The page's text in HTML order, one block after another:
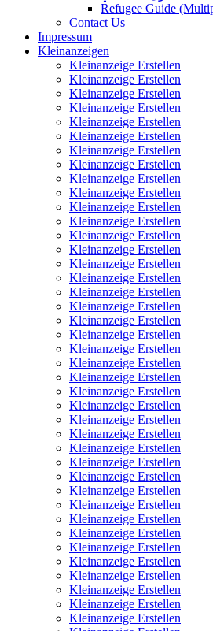
Refugee Guide
Contact Us
Impressum
Kleinanzeigen
Kleinanzeige Erstellen
Kleinanzeige Erstellen
Kleinanzeige Erstellen
Kleinanzeige Erstellen
Kleinanzeige Erstellen
Kleinanzeige Erstellen
Kleinanzeige Erstellen
Kleinanzeige Erstellen
Kleinanzeige Erstellen
Kleinanzeige Erstellen
Kleinanzeige Erstellen
Kleinanzeige Erstellen
Kleinanzeige Erstellen
Kleinanzeige Erstellen
Kleinanzeige Erstellen
Kleinanzeige Erstellen
Kleinanzeige Erstellen
Kleinanzeige Erstellen
Kleinanzeige Erstellen
Kleinanzeige Erstellen
Kleinanzeige Erstellen
Kleinanzeige Erstellen
Kleinanzeige Erstellen
Kleinanzeige Erstellen
Kleinanzeige Erstellen
Kleinanzeige Erstellen
Kleinanzeige Erstellen
Kleinanzeige Erstellen
Kleinanzeige Erstellen
Kleinanzeige Erstellen
Kleinanzeige Erstellen
Kleinanzeige Erstellen
Kleinanzeige Erstellen
Kleinanzeige Erstellen
Kleinanzeige Erstellen
Kleinanzeige Erstellen
Kleinanzeige Erstellen
Kleinanzeige Erstellen
Kleinanzeige Erstellen
Kleinanzeige Erstellen